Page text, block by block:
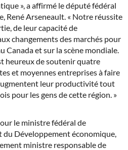
», a affirmé le député fédéral
René Arseneault. « Notre réussite
de leur capacité de
changements des marchés pour
Canada et sur la scène mondiale.
heureux de soutenir quatre
et moyennes entreprises à faire
leur productivité tout
pour les gens de cette région. »
le ministre fédéral de
du Développement économique,
ministre responsable de